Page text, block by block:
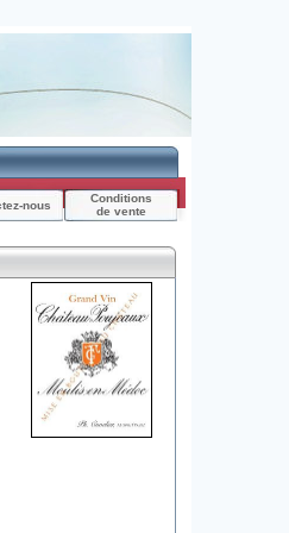
nous
Conditions
de vente